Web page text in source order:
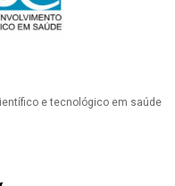
e tecnológico em saúde